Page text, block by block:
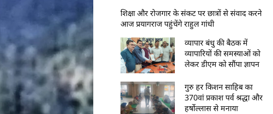
शिक्षा और रोजगार के संकट पर छात्रों से संवाद करने
आज प्रयागराज पहुंचेंगे राहुल गांधी
व्यापार बंधु की बैठक में
व्यापारियों की समस्याओं को
लेकर डीएम को सौंपा ज्ञापन
गुरु हर किशन साहिब का
370वां प्रकाश पर्व श्रद्धा और
हर्षोल्लास से मनाया